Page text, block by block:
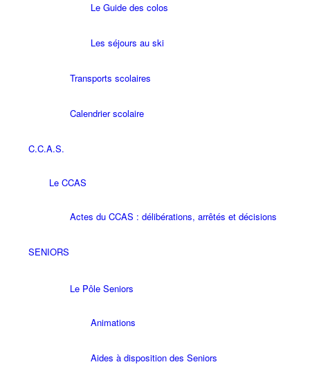
Le Guide des colos
Les séjours au ski
Transports scolaires
Calendrier scolaire
C.C.A.S.
Le CCAS
Actes du CCAS : délibérations, arrêtés et décisions
SENIORS
Le Pôle Seniors
Animations
Aides à disposition des Seniors